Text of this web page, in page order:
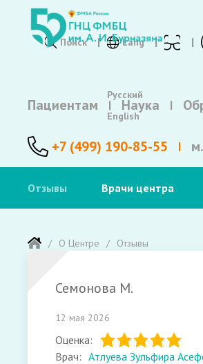
Поиск Lang
Русский
English
Пациентам Наука
+7 (499) 190-85-55
Отзывы Врачи центра
О Центре Отзывы
Семонова М.
12 мая 2026
Оценка:
Врач: Атлуева Зульфира